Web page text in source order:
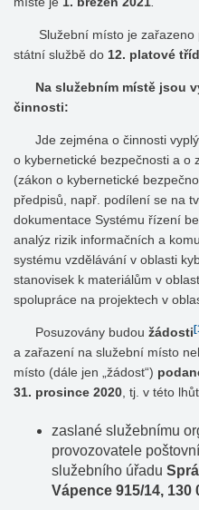
Služební místo je zařazeno
státní službě do 12. platové
Na služebním místě jsou
činnosti:
Jde zejména o činnosti
o kybernetické bezpečnosti a o
(zákon o kybernetické
předpisů, např. podílení se na
dokumentace Systému řízení
analýz rizik informačních a
systému vzdělávání v oblasti
stanovisek k materiálům v
spolupráce na projektech v
Posuzovány budou žádosti
a zařazení na služební místo
místo (dále jen „žádost“)
31. prosince 2020 , tj. v této
zaslané služebnímu
provozovatele
služebního úřadu
Vápence 915/14, 130